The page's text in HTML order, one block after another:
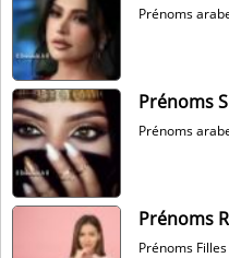
Prénoms
Prénoms S
Prénoms
Prénoms R
Prénoms